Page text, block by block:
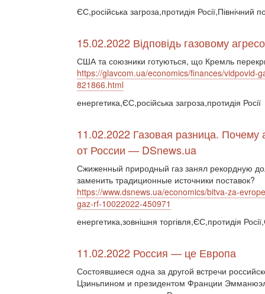
ЄС,російська загроза,протидія Росії,Північний
15.02.2022 Відповідь газовому
США та союзники готуються, що Кремль
https://glavcom.ua/economics/finances/
821866.html
енергетика,ЄС,російська загроза,протидія Росії
11.02.2022 Газовая разница.
от России — DSnews.ua
Сжиженный природный газ занял рекордную
заменить традиционные источники поставок?
https://www.dsnews.ua/economics/bitva-za-
gaz-rf-10022022-450971
енергетика,зовнішня торгівля,ЄС,протидія
11.02.2022 Россия — це Европа
Состоявшиеся одна за другой встречи
Цзиньпином и президентом Франции